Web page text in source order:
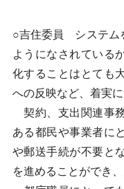
○吉住委員 システム
ようになされている
化することはとても
への反映など、着実
契約、支出関連事
ある都民や事業者に
や郵送手続が不要と
を進めることができ